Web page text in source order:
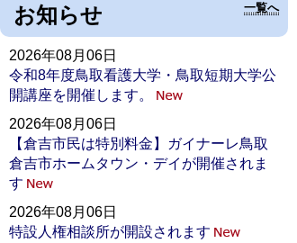
お知らせ 一覧へ
2026年08月06日
令和8年度鳥取看護大学・鳥取短期大学公
開講座を開催します。
2026年08月06日
【倉吉市民は特別料金】ガイナーレ鳥取
倉吉市ホームタウン・デイが開催されま
す
2026年08月06日
特設人権相談所が開設されます